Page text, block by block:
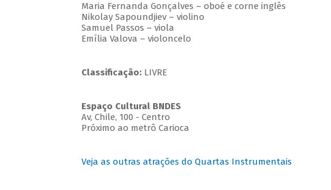
Maria Fernanda Gonçalves – oboé e corne inglês
Nikolay Sapoundjiev – violino
Samuel Passos – viola
Emília Valova – violoncelo
Classificação:LIVRE
Espaço Cultural BNDES
Av, Chile, 100 - Centro
Próximo ao metrô Carioca
Veja as outras atrações do Quartas Instrumentais